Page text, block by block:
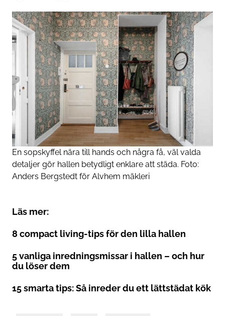
En sopskyffel nära till hands och några få, väl valda
detaljer gör hallen betydligt enklare att städa. Foto:
Anders Bergstedt för Alvhem mäkleri
Läs mer:
8 compact living-tips för den lilla hallen
5 vanliga inredningsmissar i hallen – och hur
du löser dem
15 smarta tips: Så inreder du ett lättstädat kök